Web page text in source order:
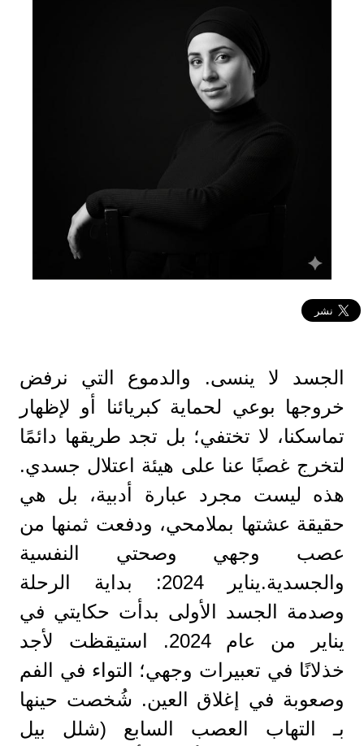
الجسد لا ينسى. والدموع التي نرفض
خروجها بوعي لحماية كبريائنا أو لإظهار
تماسكنا، لا تختفي؛ بل تجد طريقها دائمًا
لتخرج غصبًا عنا على هيئة اعتلال جسدي.
هذه ليست مجرد عبارة أدبية، بل هي
حقيقة عشتها بملامحي، ودفعت ثمنها من
عصب وجهي وصحتي النفسية
والجسدية.يناير 2024: بداية الرحلة
وصدمة الجسد الأولى بدأت حكايتي في
يناير من عام 2024. استيقظت لأجد
خذلانًا في تعبيرات وجهي؛ التواء في الفم
وصعوبة في إغلاق العين. شُخصت حينها
بـ التهاب العصب السابع (شلل بيل